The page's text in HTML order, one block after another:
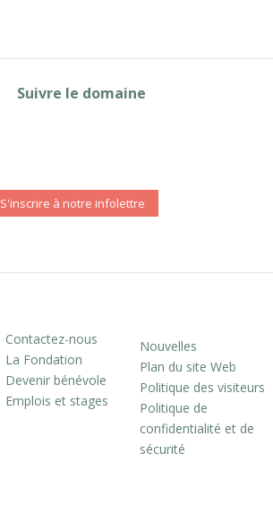
Suivre le domaine
S'inscrire à notre infolettre
Contactez-nous
La Fondation
Devenir bénévole
Emplois et stages
Nouvelles
Plan du site Web
Politique des visiteurs
Politique de
confidentialité et de
sécurité